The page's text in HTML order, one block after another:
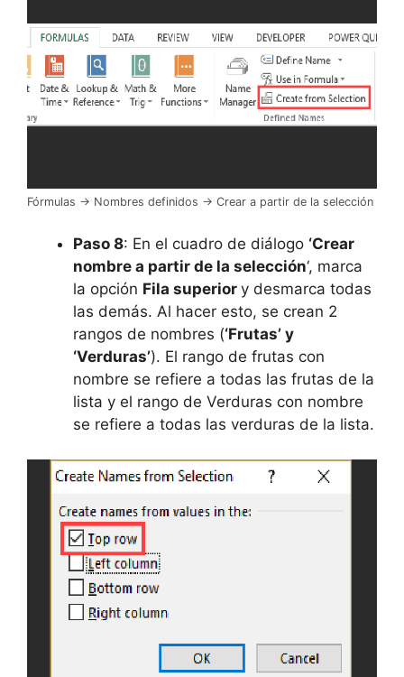
Fórmulas -> Nombres definidos -> Crear a partir de la selección
Paso 8: En el cuadro de diálogo ‘Crear
nombre a partir de la selección‘, marca
la opción Fila superior y desmarca todas
las demás. Al hacer esto, se crean 2
rangos de nombres (‘Frutas’ y
‘Verduras’). El rango de frutas con
nombre se refiere a todas las frutas de la
lista y el rango de Verduras con nombre
se refiere a todas las verduras de la lista.